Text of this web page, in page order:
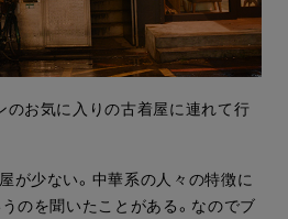
のお気に入りの古着屋に連れて行
が少ない。中華系の人々の特徴に
うのを聞いたことがある。なのでブ